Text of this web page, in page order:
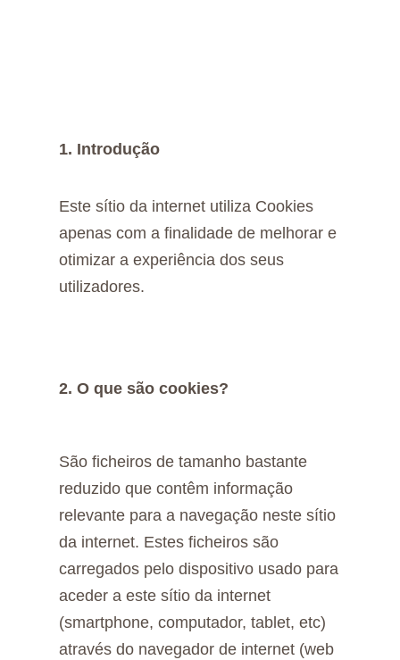
1. Introdução
Este sítio da internet utiliza Cookies
apenas com a finalidade de melhorar e
otimizar a experiência dos seus
utilizadores.
2. O que são cookies?
São ficheiros de tamanho bastante
reduzido que contêm informação
relevante para a navegação neste sítio
da internet. Estes ficheiros são
carregados pelo dispositivo usado para
aceder a este sítio da internet
(smartphone, computador, tablet, etc)
através do navegador de internet (web